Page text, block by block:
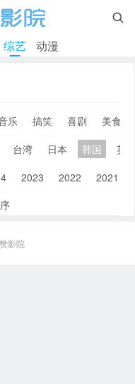

综艺 动漫
乐 搞笑 喜剧
美食
台湾 日本 韩国
英
2023 2022 2021
影院